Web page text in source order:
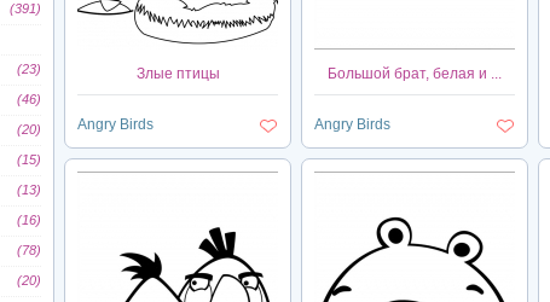
(391)
(23)
(46)
(20)
(15)
(13)
(16)
(78)
(20)
Злые птицы
Angry Birds
Большой брат, белая и ...
Angry Birds